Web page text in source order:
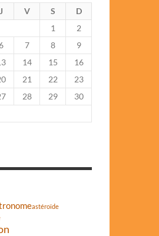
J V S
D
1
2
7 8
9
14 15
16
21 22
23
28 29
30
astéroïde